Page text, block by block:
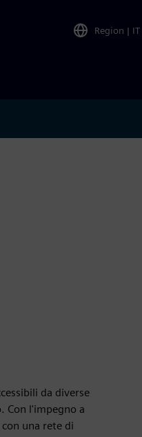
Region | IT
da diverse
Con l'impegno a
una rete di